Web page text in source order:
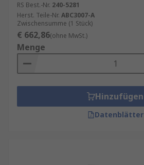
RS Best.-Nr. 240-5281
Herst. Teile-Nr. ABC3007-A
Zwischensumme (1 Stück)
€ 662,86(ohne MwSt.)
Menge
Hinzufügen
Datenblätter